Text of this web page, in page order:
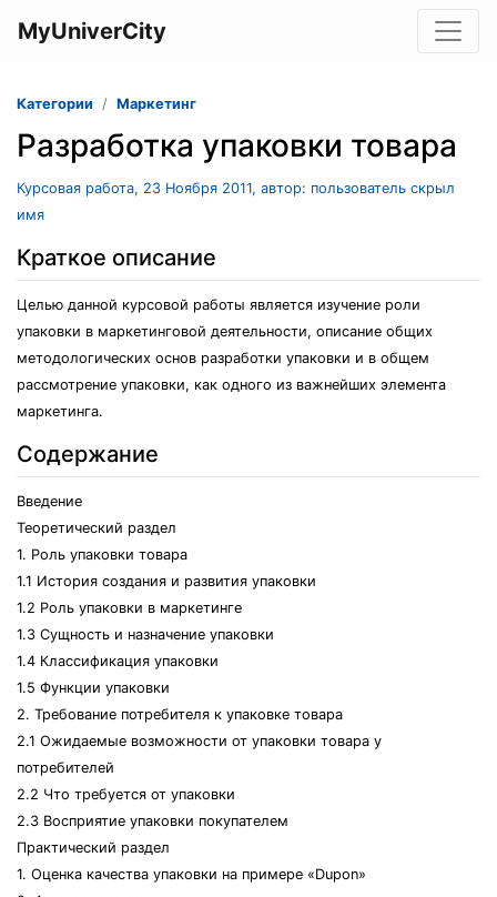
MyUniverCity
Категории Маркетинг
Разработка упаковки товара
Курсовая работа, 23 Ноября 2011, автор: пользователь скрыл
имя
Краткое описание
Целью данной курсовой работы является изучение роли
упаковки в маркетинговой деятельности, описание общих
методологических основ разработки упаковки и в общем
рассмотрение упаковки, как одного из важнейших элемента
маркетинга.
Содержание
Введение
Теоретический раздел
1. Роль упаковки товара
1.1 История создания и развития упаковки
1.2 Роль упаковки в маркетинге
1.3 Сущность и назначение упаковки
1.4 Классификация упаковки
1.5 Функции упаковки
2. Требование потребителя к упаковке товара
2.1 Ожидаемые возможности от упаковки товара у
потребителей
2.2 Что требуется от упаковки
2.3 Восприятие упаковки покупателем
Практический раздел
1. Оценка качества упаковки на примере «Dupon»